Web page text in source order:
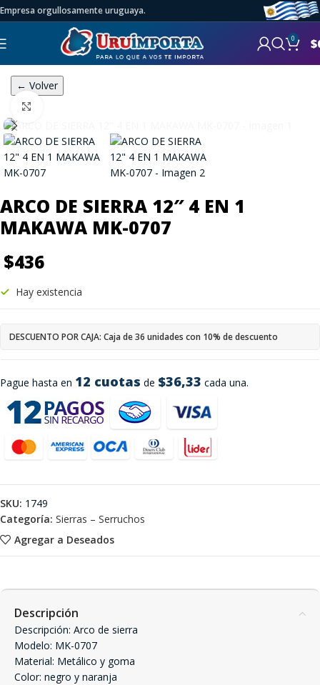
Empresa orgullosamente uruguaya.
0 $
← Volver
ARCO DE SIERRA 12″ 4 EN 1
MAKAWA MK-0707
$436
Pague hasta en 12 cuotas de $36,33 cada una.
Hay existencia
DESCUENTO POR CAJA: Caja de 36 unidades con 10% de descuento
Agregar a Deseados
SKU: 1749
Categoría: Sierras – Serruchos
Descripción
Descripción: Arco de sierra
Modelo: MK-0707
Material: Metálico y goma
Color: negro y naranja